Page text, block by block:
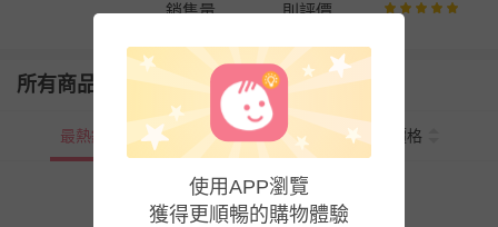
銷售量 則評價
所有商品
最熱銷 新上市 價格
使用APP瀏覽
獲得更順暢的購物體驗